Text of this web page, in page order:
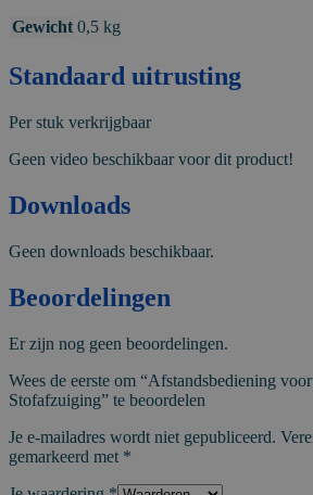
Gewicht 0,5 kg
Standaard uitrusting
Per stuk verkrijgbaar
Geen video beschikbaar voor dit product!
Downloads
Geen downloads beschikbaar.
Beoordelingen
Er zijn nog geen beoordelingen.
Wees de eerste om “Afstandsbediening
Stofafzuiging” te beoordelen
Je e-mailadres wordt niet gepubliceerd.
gemarkeerd met *